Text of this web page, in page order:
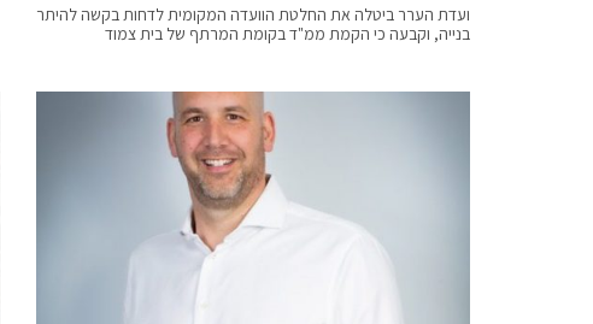
ועדת הערר ביטלה את החלטת הוועדה המקומית לדחות בקשה להיתר
בנייה, וקבעה כי הקמת ממ"ד בקומת המרתף של בית צמוד